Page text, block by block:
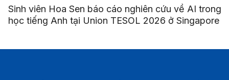
Sinh viên Hoa Sen báo cáo nghiên cứu về AI trong
học tiếng Anh tại Union TESOL 2026 ở Singapore